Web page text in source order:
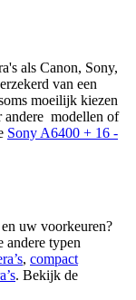
als Canon, Sony,
van een
moeilijk kiezen
andere modellen of
Sony A6400 + 16 -
uw voorkeuren?
andere typen
, compact
. Bekijk de